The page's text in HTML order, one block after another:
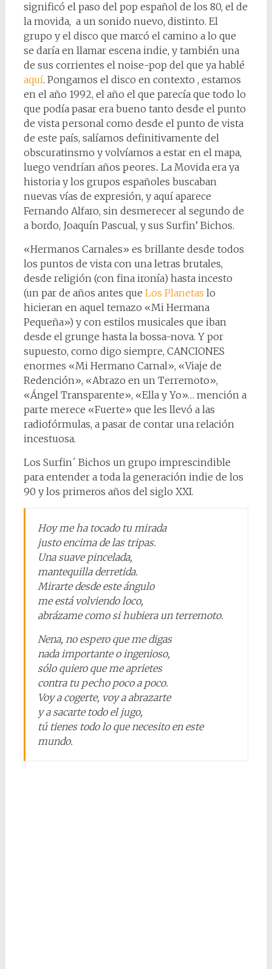
significó el paso del pop español de los 80, el de
la movida, a un sonido nuevo, distinto. El
grupo y el disco que marcó el camino a lo que
se daría en llamar escena indie, y también una
de sus corrientes el noise-pop del que ya hablé
aquí. Pongamos el disco en contexto , estamos
en el año 1992, el año el que parecía que todo lo
que podía pasar era bueno tanto desde el punto
de vista personal como desde el punto de vista
de este país, salíamos definitivamente del
obscuratinsmo y volvíamos a estar en el mapa,
luego vendrían años peores.. La Movida era ya
historia y los grupos españoles buscaban
nuevas vías de expresión, y aquí aparece
Fernando Alfaro, sin desmerecer al segundo de
a bordo, Joaquín Pascual, y sus Surfin’ Bichos.
«Hermanos Carnales» es brillante desde todos
los puntos de vista con una letras brutales,
desde religión (con fina ironía) hasta incesto
(un par de años antes que Los Planetas lo
hicieran en aquel temazo «Mi Hermana
Pequeña») y con estilos musicales que iban
desde el grunge hasta la bossa-nova. Y por
supuesto, como digo siempre, CANCIONES
enormes «Mi Hermano Carnal», «Viaje de
Redención», «Abrazo en un Terremoto»,
«Ángel Transparente», «Ella y Yo»… mención a
parte merece «Fuerte» que les llevó a las
radiofórmulas, a pasar de contar una relación
incestuosa.
Los Surfin´ Bichos un grupo imprescindible
para entender a toda la generación indie de los
90 y los primeros años del siglo XXI.
Hoy me ha tocado tu mirada
justo encima de las tripas.
Una suave pincelada,
mantequilla derretida.
Mirarte desde este ángulo
me está volviendo loco,
abrázame como si hubiera un terremoto.
Nena, no espero que me digas
nada importante o ingenioso,
sólo quiero que me aprietes
contra tu pecho poco a poco.
Voy a cogerte, voy a abrazarte
y a sacarte todo el jugo,
tú tienes todo lo que necesito en este
mundo.